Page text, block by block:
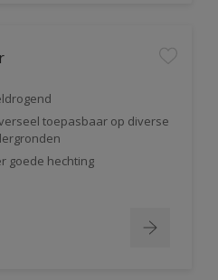
toepasbaar op diverse
goede hechting